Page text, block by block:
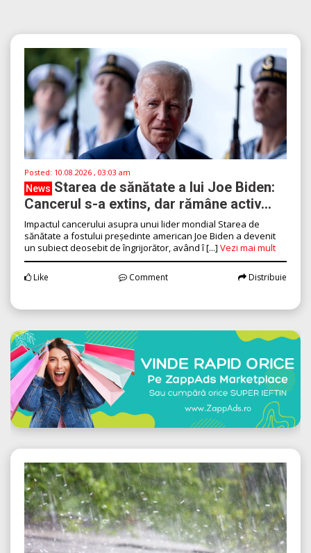
Posted: 10.08.2026 , 03:03 am
News Starea de sănătate a lui Joe Biden:
Cancerul s-a extins, dar rămâne activ...
Impactul cancerului asupra unui lider mondial Starea de
sănătate a fostului președinte american Joe Biden a devenit
un subiect deosebit de îngrijorător, având î [...] Vezi mai mult
Like Comment Distribuie